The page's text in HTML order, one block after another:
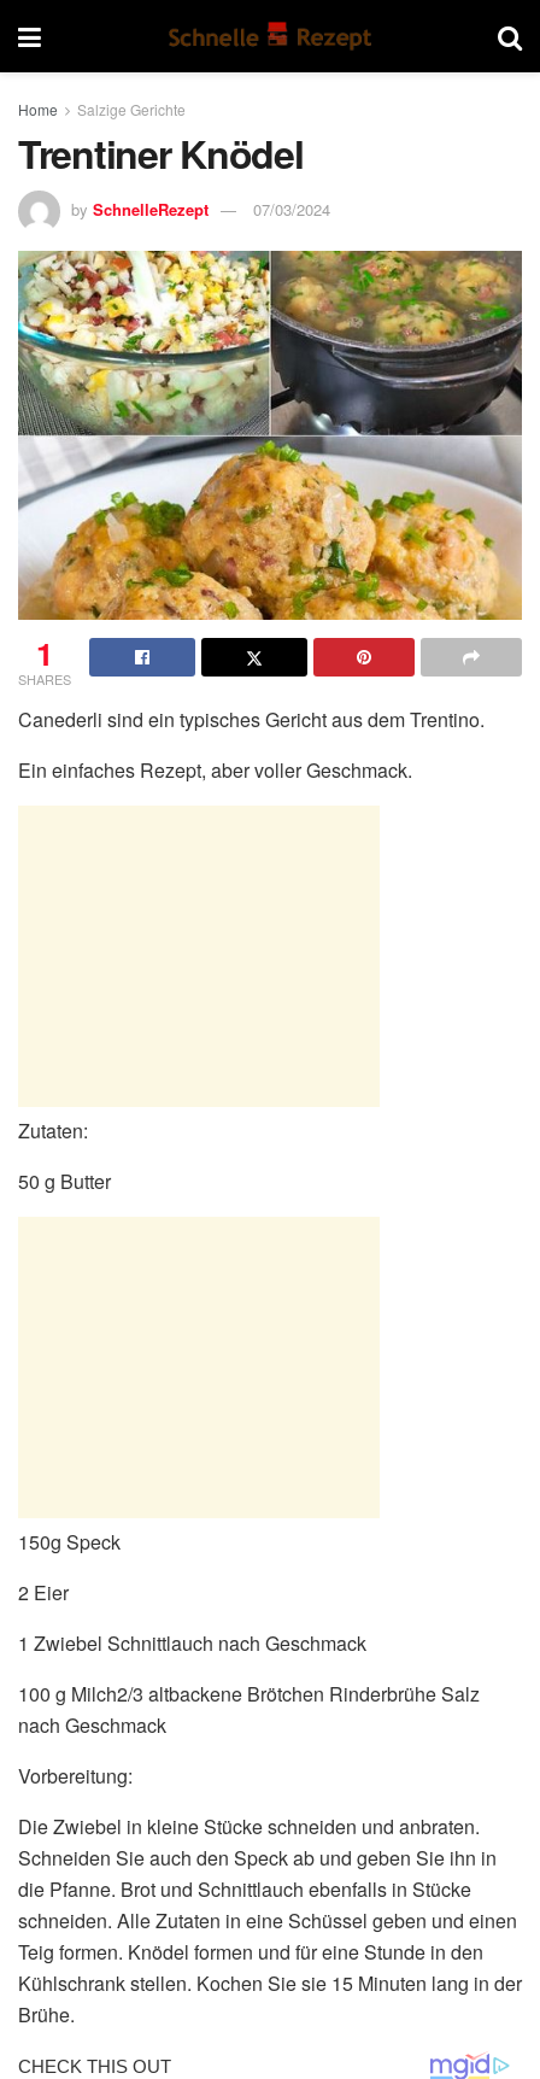
Home Salzige Gerichte
Trentiner Knödel
by SchnelleRezept 07/03/2024
1
SHARES
Canederli sind ein typisches Gericht aus dem Trentino.
Ein einfaches Rezept, aber voller Geschmack.
Zutaten:
50 g Butter
150g Speck
2 Eier
1 Zwiebel Schnittlauch nach Geschmack
100 g Milch2/3 altbackene Brötchen Rinderbrühe Salz
nach Geschmack
Vorbereitung:
Die Zwiebel in kleine Stücke schneiden und anbraten.
Schneiden Sie auch den Speck ab und geben Sie ihn in
die Pfanne. Brot und Schnittlauch ebenfalls in Stücke
schneiden. Alle Zutaten in eine Schüssel geben und einen
Teig formen. Knödel formen und für eine Stunde in den
Kühlschrank stellen. Kochen Sie sie 15 Minuten lang in der
Brühe.